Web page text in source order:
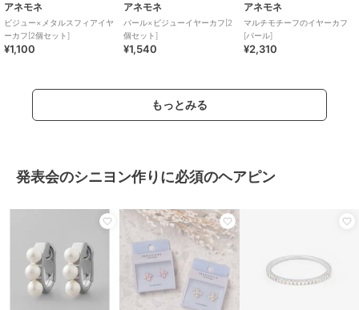
アネモネ
ビジュー×メタルスフィアイヤ
ーカフ[2個セット]
¥1,100
アネモネ
パール×ビジューイヤーカフ[2
個セット]
¥1,540
アネモネ
マルチモチーフのイヤーカフ
[パール]
¥2,310
もっとみる
発表会のシニヨン作りに必須のヘアピン